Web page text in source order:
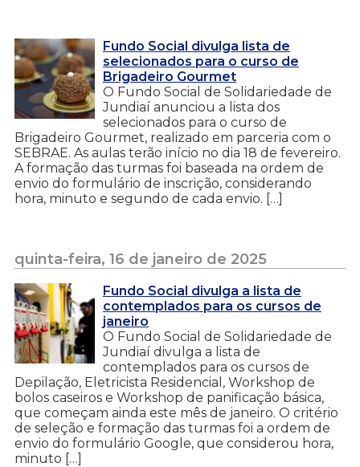
Fundo Social divulga lista de
selecionados para o curso de
Brigadeiro Gourmet
O Fundo Social de Solidariedade de
Jundiaí anunciou a lista dos
selecionados para o curso de
Brigadeiro Gourmet, realizado em parceria com o
SEBRAE. As aulas terão início no dia 18 de fevereiro.
A formação das turmas foi baseada na ordem de
envio do formulário de inscrição, considerando
hora, minuto e segundo de cada envio. […]
quinta-feira, 16 de janeiro de 2025
Fundo Social divulga a lista de
contemplados para os cursos de
janeiro
O Fundo Social de Solidariedade de
Jundiaí divulga a lista de
contemplados para os cursos de
Depilação, Eletricista Residencial, Workshop de
bolos caseiros e Workshop de panificação básica,
que começam ainda este mês de janeiro. O critério
de seleção e formação das turmas foi a ordem de
envio do formulário Google, que considerou hora,
minuto […]